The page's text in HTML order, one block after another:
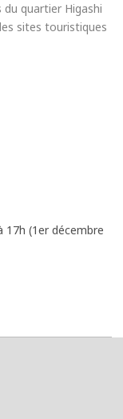
quartier Higashi
sites touristiques
17h (1er décembre